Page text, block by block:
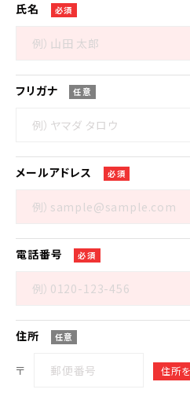
氏名 必須
フリガナ 任意
メールアドレス 必須
電話番号 必須
住所 任意
〒